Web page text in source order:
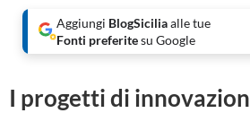
Aggiungi BlogSiciliaalle tue
Fonti preferitesu Google
I progetti di